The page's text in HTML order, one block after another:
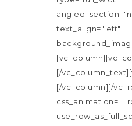
text_align="left"
[/
[/vc_column][/
css_animation=""